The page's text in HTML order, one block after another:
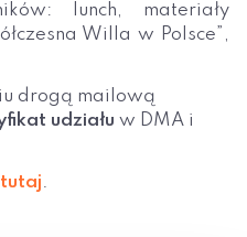
lunch, materiały
Willa w Polsce”,
drogą mailową
udziału w DMA i
tutaj.